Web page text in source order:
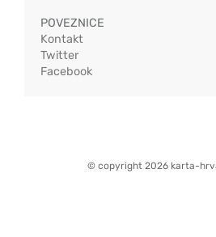
POVEZNICE
Kontakt
Twitter
Facebook
© copyright 2026 karta-